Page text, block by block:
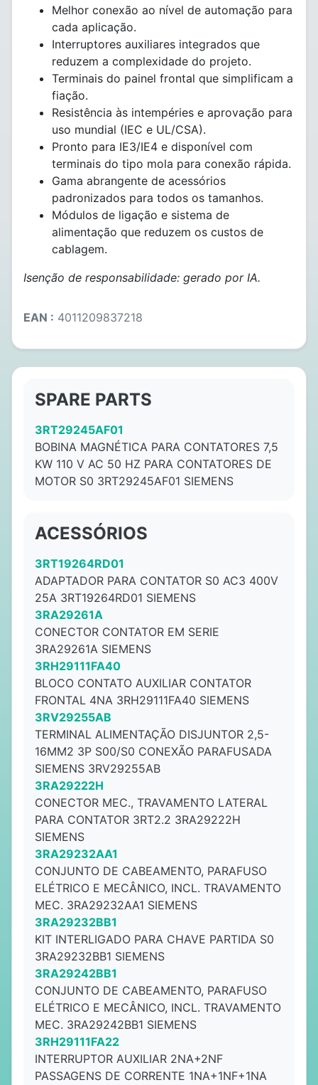
Melhor conexão ao nível de automação para
cada aplicação.
Interruptores auxiliares integrados que
reduzem a complexidade do projeto.
Terminais do painel frontal que simplificam a
fiação.
Resistência às intempéries e aprovação para
uso mundial (IEC e UL/CSA).
Pronto para IE3/IE4 e disponível com
terminais do tipo mola para conexão rápida.
Gama abrangente de acessórios
padronizados para todos os tamanhos.
Módulos de ligação e sistema de
alimentação que reduzem os custos de
cablagem.
Isenção de responsabilidade: gerado por IA.
EAN : 4011209837218
SPARE PARTS
3RT29245AF01
BOBINA MAGNÉTICA PARA CONTATORES 7,5
KW 110 V AC 50 HZ PARA CONTATORES DE
MOTOR S0 3RT29245AF01 SIEMENS
ACESSÓRIOS
3RT19264RD01
ADAPTADOR PARA CONTATOR S0 AC3 400V
25A 3RT19264RD01 SIEMENS
3RA29261A
CONECTOR CONTATOR EM SERIE
3RA29261A SIEMENS
3RH29111FA40
BLOCO CONTATO AUXILIAR CONTATOR
FRONTAL 4NA 3RH29111FA40 SIEMENS
3RV29255AB
TERMINAL ALIMENTAÇÃO DISJUNTOR 2,5-
16MM2 3P S00/S0 CONEXÃO PARAFUSADA
SIEMENS 3RV29255AB
3RA29222H
CONECTOR MEC., TRAVAMENTO LATERAL
PARA CONTATOR 3RT2.2 3RA29222H
SIEMENS
3RA29232AA1
CONJUNTO DE CABEAMENTO, PARAFUSO
ELÉTRICO E MECÂNICO, INCL. TRAVAMENTO
MEC. 3RA29232AA1 SIEMENS
3RA29232BB1
KIT INTERLIGADO PARA CHAVE PARTIDA S0
3RA29232BB1 SIEMENS
3RA29242BB1
CONJUNTO DE CABEAMENTO, PARAFUSO
ELÉTRICO E MECÂNICO, INCL. TRAVAMENTO
MEC. 3RA29242BB1 SIEMENS
3RH29111FA22
INTERRUPTOR AUXILIAR 2NA+2NF
PASSAGENS DE CORRENTE 1NA+1NF+1NA